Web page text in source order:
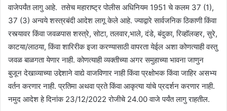
वाजेपर्यंत लागु आहे. तसेच महाराष्ट्र पोलीस अधिनियम 1951 चे कलम 37 (1),
37 (3) अन्वये शस्त्रबंदी आदेश लागू केले आहे. ज्याद्वारे सार्वजनिक ठिकाणी किंवा
रस्त्यावर किंवा जवळपास शस्त्रे, सोटा, तलवार,भाले, दंडे, बंदुका, रिव्हॉलव्हर, सुरे,
काटया/लाठया, किंवा शारिरीक इजा करण्यासाठी वापरता येईल अशा कोणत्याही वस्तु
जवळ बाळगता येणार नाही. कोणत्याही व्यक्तीच्या अगर समुहाच्या भावना जाणुन
बुजून देखाव्याच्या उद्देशाने वाद्ये वाजविणार नाही किंवा प्रक्षोभक किंवा जाहिर असभ्य
वर्तन करणार नाही. प्रतिमा अथवा प्रते किंवा आकृत्या यांचे प्रदर्शन करणार नाही.
नमुद आदेश हे दिनांक 23/12/2022 रोजीचे 24.00 वाजे पर्यंत लागु राहतील.